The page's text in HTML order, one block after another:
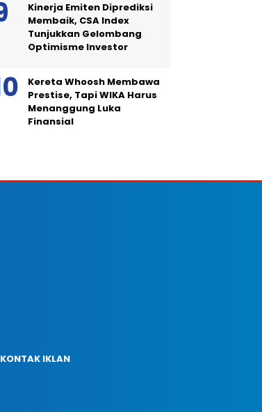
Kinerja Emiten Diprediksi
Membaik, CSA Index
Tunjukkan Gelombang
Optimisme Investor
Kereta Whoosh Membawa
Prestise, Tapi WIKA Harus
Menanggung Luka
Finansial
KONTAK IKLAN